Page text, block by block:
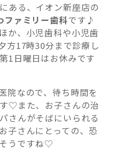
ある、イオン新座店の
ファミリー歯科です♪
か、小児歯科や小児歯
方17時30分まで診療し
1日曜日はお休みです
院なので、待ち時間を
♡また、お子さんの治
さんがそばにいられる
子さんにとっての、恐
うですね♡